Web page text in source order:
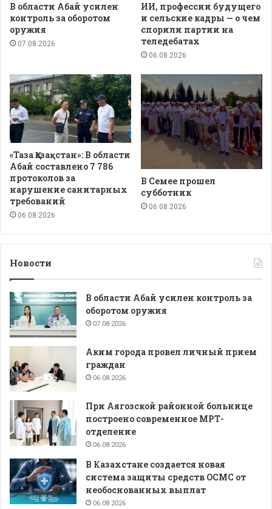
В области Абай усилен
контроль за оборотом
оружия
07.08.2026
ИИ, профессии будущего
и сельские кадры — о чем
спорили партии на
теледебатах
06.08.2026
«Таза Қазақстан»: В области
Абай составлено 7 786
протоколов за
нарушение санитарных
требований
06.08.2026
В Семее прошел
субботник
06.08.2026
Новости
В области Абай усилен контроль за
оборотом оружия
07.08.2026
Аким города провел личный прием
граждан
06.08.2026
При Аягозской районной больнице
построено современное МРТ-
отделение
06.08.2026
В Казахстане создается новая
система защиты средств ОСМС от
необоснованных выплат
06.08.2026